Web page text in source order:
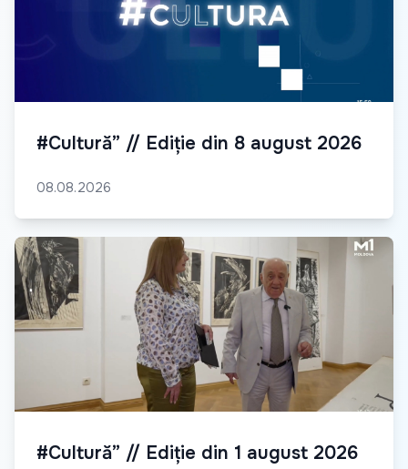
#Cultură” // Ediție din 8 august 2026
08.08.2026
#Cultură” // Ediție din 1 august 2026